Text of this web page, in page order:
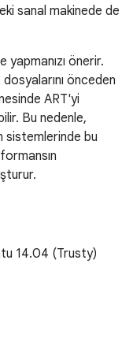
sanal makinede de
önerir.
önceden
ART'yi
Bu nedenle,
sistemlerinde bu
14.04 (Trusty)